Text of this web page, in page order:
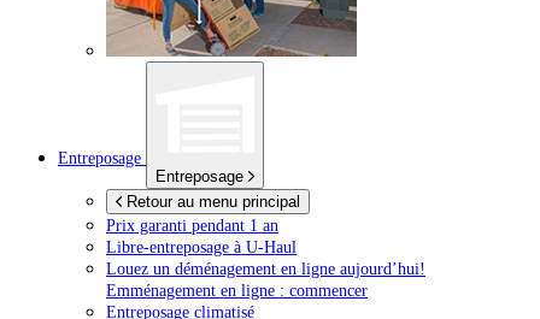
Entreposage
Entreposage
Retour au menu principal
Prix garanti pendant 1 an
Libre-entreposage à U-Haul
Louez un déménagement en ligne aujourd’hui!
Emménagement en ligne : commencer
Entreposage climatisé